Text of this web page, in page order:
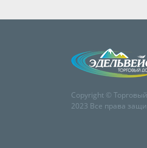
Copyright ©
2023 Все права